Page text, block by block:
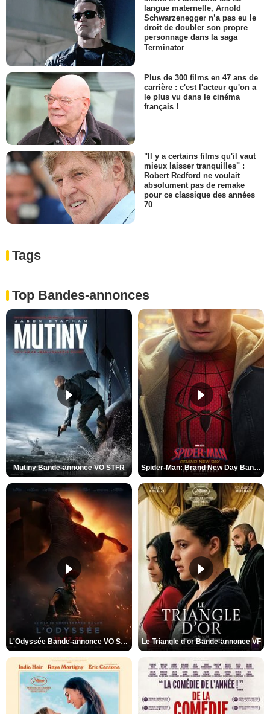
langue maternelle, Arnold
Schwarzenegger n’a pas eu le
droit de doubler son propre
personnage dans la saga
Terminator
Plus de 300 films en 47 ans de
carrière : c'est l'acteur qu'on a
le plus vu dans le cinéma
français !
"Il y a certains films qu'il vaut
mieux laisser tranquilles" :
Robert Redford ne voulait
absolument pas de remake
pour ce classique des années
70
Tags
Top Bandes-annonces
Mutiny Bande-annonce VO STFR Spider-Man: Brand New Day Bande-annonce VO STFR
L'Odyssée Bande-annonce VO STFR Le Triangle d'or Bande-annonce VF